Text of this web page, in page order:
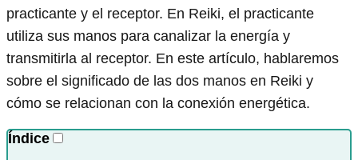
practicante y el receptor. En Reiki, el practicante
utiliza sus manos para canalizar la energía y
transmitirla al receptor. En este artículo, hablaremos
sobre el significado de las dos manos en Reiki y
cómo se relacionan con la conexión energética.
Índice